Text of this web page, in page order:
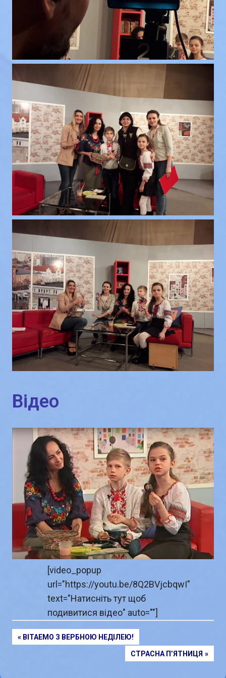
Відео
[video_popup
url="https://youtu.be/8Q2BVjcbqwI"
text="Натисніть тут щоб
подивитися відео" auto=""]
Навігація
PREVIOUS
ВІТАEМО З ВЕРБНОЮ НЕДІЛЕЮ!
NEXT
СТРАСНА П’ЯТНИЦЯ